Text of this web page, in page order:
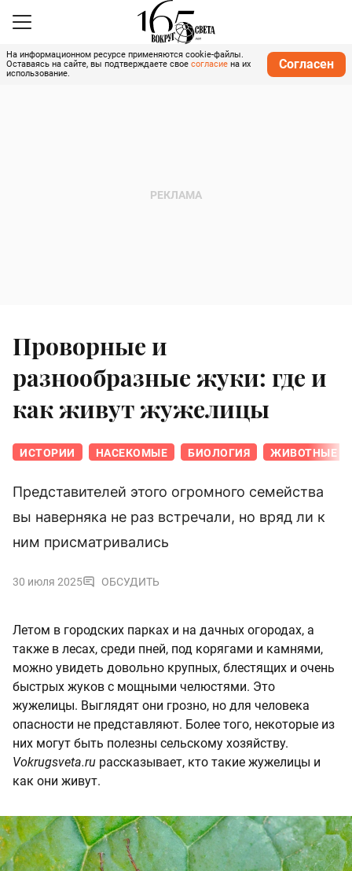
На информационном ресурсе применяются cookie-файлы.
Оставаясь на сайте, вы подтверждаете свое согласие на их
использование.
Согласен
Проворные и
разнообразные жуки: где и
как живут жужелицы
ИСТОРИИ НАСЕКОМЫЕ БИОЛОГИЯ ЖИВОТНЫЕ
Представителей этого огромного семейства
вы наверняка не раз встречали, но вряд ли к
ним присматривались
30 июля 2025 ОБСУДИТЬ
Летом в городских парках и на дачных огородах, а
также в лесах, среди пней, под корягами и камнями,
можно увидеть довольно крупных, блестящих и очень
быстрых жуков с мощными челюстями. Это
жужелицы. Выглядят они грозно, но для человека
опасности не представляют. Более того, некоторые из
них могут быть полезны сельскому хозяйству.
Vokrugsveta.ru рассказывает, кто такие жужелицы и
как они живут.